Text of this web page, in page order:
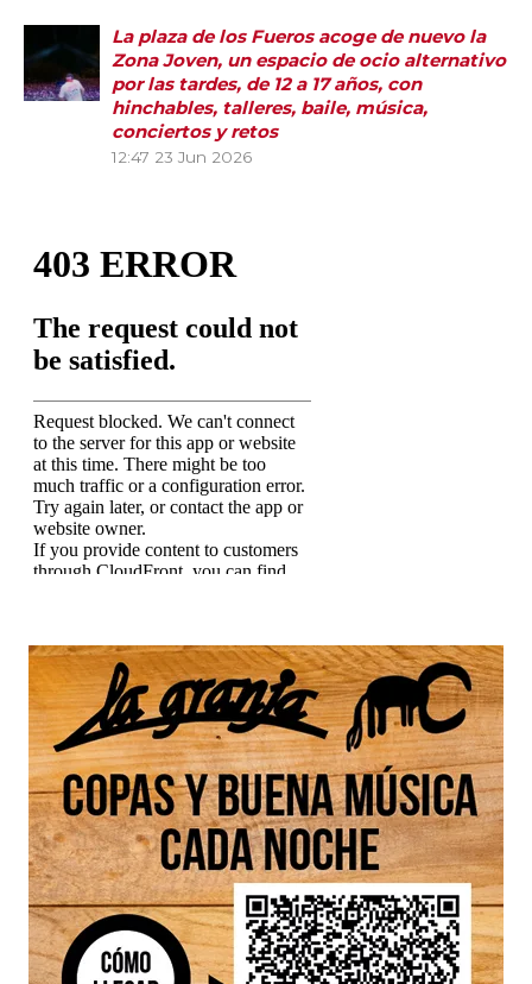
La plaza de los Fueros acoge de nuevo la
Zona Joven, un espacio de ocio alternativo
por las tardes, de 12 a 17 años, con
hinchables, talleres, baile, música,
conciertos y retos
12:47 23 Jun 2026